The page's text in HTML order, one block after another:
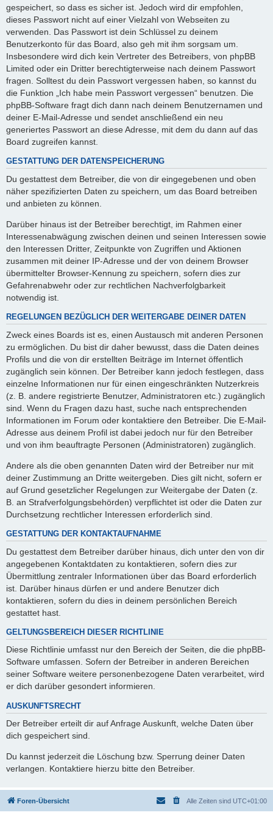
gespeichert, so dass es sicher ist. Jedoch wird dir empfohlen,
dieses Passwort nicht auf einer Vielzahl von Webseiten zu
verwenden. Das Passwort ist dein Schlüssel zu deinem
Benutzerkonto für das Board, also geh mit ihm sorgsam um.
Insbesondere wird dich kein Vertreter des Betreibers, von phpBB
Limited oder ein Dritter berechtigterweise nach deinem Passwort
fragen. Solltest du dein Passwort vergessen haben, so kannst du
die Funktion „Ich habe mein Passwort vergessen“ benutzen. Die
phpBB-Software fragt dich dann nach deinem Benutzernamen und
deiner E-Mail-Adresse und sendet anschließend ein neu
generiertes Passwort an diese Adresse, mit dem du dann auf das
Board zugreifen kannst.
GESTATTUNG DER DATENSPEICHERUNG
Du gestattest dem Betreiber, die von dir eingegebenen und oben
näher spezifizierten Daten zu speichern, um das Board betreiben
und anbieten zu können.
Darüber hinaus ist der Betreiber berechtigt, im Rahmen einer
Interessenabwägung zwischen deinen und seinen Interessen sowie
den Interessen Dritter, Zeitpunkte von Zugriffen und Aktionen
zusammen mit deiner IP-Adresse und der von deinem Browser
übermittelter Browser-Kennung zu speichern, sofern dies zur
Gefahrenabwehr oder zur rechtlichen Nachverfolgbarkeit
notwendig ist.
REGELUNGEN BEZÜGLICH DER WEITERGABE DEINER DATEN
Zweck eines Boards ist es, einen Austausch mit anderen Personen
zu ermöglichen. Du bist dir daher bewusst, dass die Daten deines
Profils und die von dir erstellten Beiträge im Internet öffentlich
zugänglich sein können. Der Betreiber kann jedoch festlegen, dass
einzelne Informationen nur für einen eingeschränkten Nutzerkreis
(z. B. andere registrierte Benutzer, Administratoren etc.) zugänglich
sind. Wenn du Fragen dazu hast, suche nach entsprechenden
Informationen im Forum oder kontaktiere den Betreiber. Die E-Mail-
Adresse aus deinem Profil ist dabei jedoch nur für den Betreiber
und von ihm beauftragte Personen (Administratoren) zugänglich.
Andere als die oben genannten Daten wird der Betreiber nur mit
deiner Zustimmung an Dritte weitergeben. Dies gilt nicht, sofern er
auf Grund gesetzlicher Regelungen zur Weitergabe der Daten (z.
B. an Strafverfolgungsbehörden) verpflichtet ist oder die Daten zur
Durchsetzung rechtlicher Interessen erforderlich sind.
GESTATTUNG DER KONTAKTAUFNAHME
Du gestattest dem Betreiber darüber hinaus, dich unter den von dir
angegebenen Kontaktdaten zu kontaktieren, sofern dies zur
Übermittlung zentraler Informationen über das Board erforderlich
ist. Darüber hinaus dürfen er und andere Benutzer dich
kontaktieren, sofern du dies in deinem persönlichen Bereich
gestattet hast.
GELTUNGSBEREICH DIESER RICHTLINIE
Diese Richtlinie umfasst nur den Bereich der Seiten, die die phpBB-
Software umfassen. Sofern der Betreiber in anderen Bereichen
seiner Software weitere personenbezogene Daten verarbeitet, wird
er dich darüber gesondert informieren.
AUSKUNFTSRECHT
Der Betreiber erteilt dir auf Anfrage Auskunft, welche Daten über
dich gespeichert sind.
Du kannst jederzeit die Löschung bzw. Sperrung deiner Daten
verlangen. Kontaktiere hierzu bitte den Betreiber.
Foren-Übersicht Alle Zeiten sind UTC+01:00